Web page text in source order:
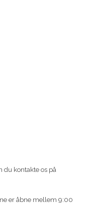
du kontakte os på
er åbne mellem 9:00